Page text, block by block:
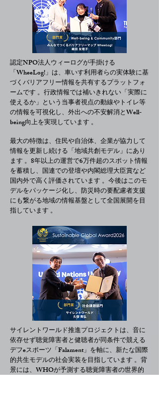
認定NPO法人ウィーログが手掛ける
「WheeLog!」は、車いす利用者らの実体験に基
づくバリアフリー情報を共有するプラットフォ
ームです 。行政情報では補いきれない「実際に
使えるか」という当事者視点の動線やトイレ等
の情報を可視化し、外出への不安解消とWell-
being向上を実現しています 。
最大の特徴は、住民や自治体、企業が協力して
情報を更新し続ける「地域共創モデル」にあり
ます 。8年以上の運営で6万件超のスポット情報
を蓄積し、国連での登壇や内閣総理大臣賞など
国内外で高く評価されています 。今後はこのモ
デルをパッケージ化し、防災時の要配慮者支援
にも繋がる地域の情報基盤として全国展開を目
指しています 。
サイレントワールド推進プロジェクトは、音に
依存せず聴覚障害者と健聴者が同条件で競える
デフeスポーツ「Falament」を軸に、新たな国際
的共生モデルの社会実装を目指しています 。背
景には、WHOが予測する聴覚障害者の世界的